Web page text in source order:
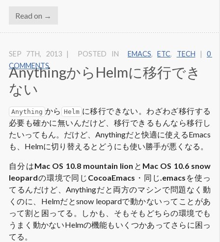
Read on →
AnythingからHelmに移行でき
ない
SEP 7TH, 2013| POSTED IN EMACS,ETC, TECH | 0
COMMENTS
Anything から Helm に移行できない。わざわざ移行する
必要も確かに無いんだけど、移行できるもんなら移行し
たいってもん。だけど、Anythingだと快適に使えるEmacs
も、Helmに切り替えるとどうにも使い勝手が悪くなる。
自分はMac OS 10.8 mountain lion と Mac OS 10.6 snow
leopardの環境で同じ CocoaEmacs ・同じ.emacs を使っ
てるんだけど、Anythingだと両方のマシンで問題なく動
くのに、Helmだとsnow leopardで動かないってことがあ
って割と困ってる。しかも、そもそもどちらの環境でも
うまく動かないHelmの機能もいくつかあってさらに困っ
てる。